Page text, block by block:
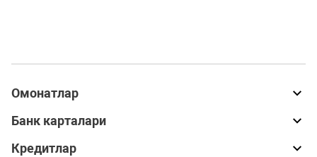
Омонатлар
Банк карталари
Кредитлар